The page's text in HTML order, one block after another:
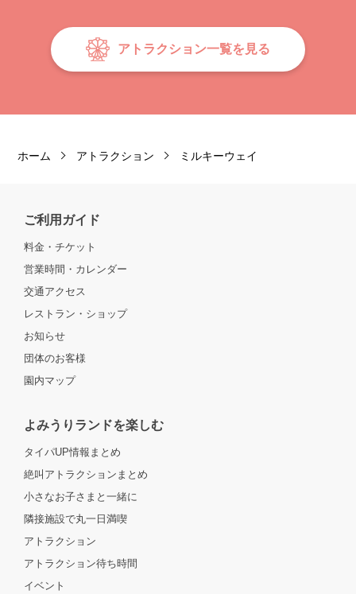
アトラクション一覧を見る
ホーム アトラクション ミルキーウェイ
ご利用ガイド
料金・チケット
営業時間・カレンダー
交通アクセス
レストラン・ショップ
お知らせ
団体のお客様
園内マップ
よみうりランドを楽しむ
タイパUP情報まとめ
絶叫アトラクションまとめ
小さなお子さまと一緒に
隣接施設で丸一日満喫
アトラクション
アトラクション待ち時間
イベント